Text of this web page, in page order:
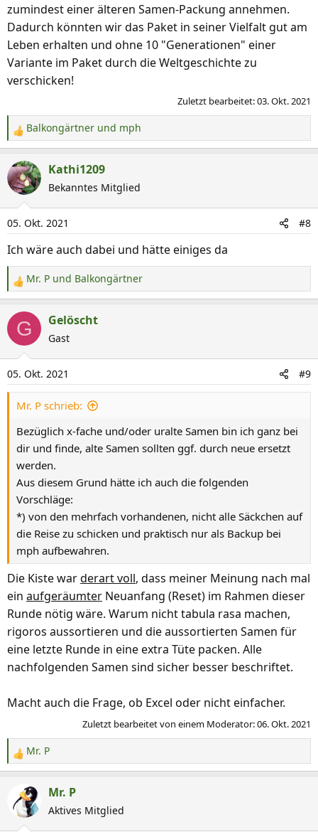
zumindest einer älteren Samen-Packung annehmen.
Dadurch könnten wir das Paket in seiner Vielfalt gut am
Leben erhalten und ohne 10 "Generationen" einer
Variante im Paket durch die Weltgeschichte zu
verschicken!
Zuletzt bearbeitet:03. Okt. 2021
R
e
a
k
t
i
o
n
:
Balkongärtner und mph
Kathi1209
Bekanntes Mitglied
05. Okt. 2021 #8
Ich wäre auch dabei und hätte einiges da
R
e
a
t
i
o
n
e
n
Mr. P und Balkongärtner
G Gelöscht
Gast
05. Okt. 2021 #9
Mr. P schrieb:
Bezüglich x-fache und/oder uralte Samen bin ich ganz bei
dir und finde, alte Samen sollten ggf. durch neue ersetzt
werden.
Aus diesem Grund hätte ich auch die folgenden
Vorschläge:
*) von den mehrfach vorhandenen, nicht alle Säckchen auf
die Reise zu schicken und praktisch nur als Backup bei
mph aufbewahren.
Die Kiste warderart voll, dass meiner Meinung nach mal
ein aufgeräumter Neuanfang (Reset) im Rahmen dieser
Runde nötig wäre. Warum nicht tabula rasa machen,
rigoros aussortieren und die aussortierten Samen für
eine letzte Runde in eine extra Tüte packen. Alle
nachfolgenden Samen sind sicher besser beschriftet.
Macht auch die Frage, ob Excel oder nicht einfacher.
Zuletzt bearbeitet von einem Moderator:06. Okt. 2021
R
e
k
Mr. P
Mr. P
Aktives Mitglied